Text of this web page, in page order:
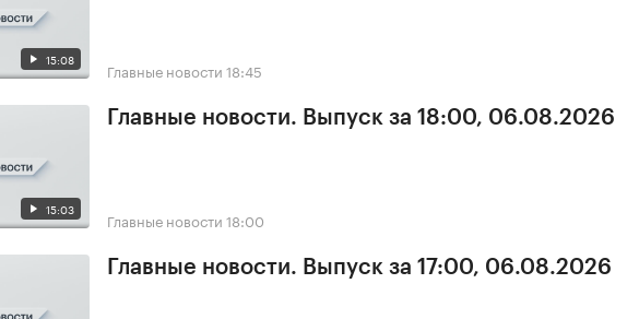
15:08 Главные новости 18:45
15:03
Главные новости. Выпуск за 18:00, 06.08.2026
Главные новости 18:00
Главные новости. Выпуск за 17:00, 06.08.2026